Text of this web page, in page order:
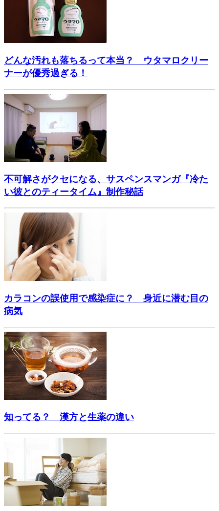
どんな汚れも落ちるって本当？ ウタマロクリー
ナーが優秀過ぎる！
不可解さがクセになる、サスペンスマンガ『冷た
い彼とのティータイム』制作秘話
カラコンの誤使用で感染症に？ 身近に潜む目の
病気
知ってる？ 漢方と生薬の違い